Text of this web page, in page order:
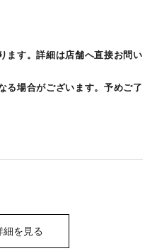
ます。詳細は店舗へ直接お問い
る場合がございます。予めご了
細を見る